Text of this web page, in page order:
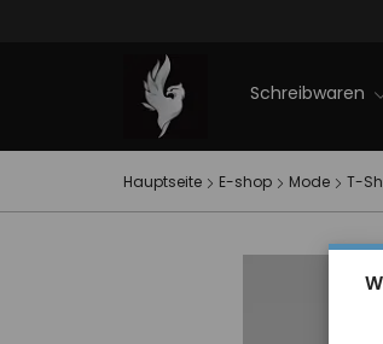
Schreibwaren
NEWS 2025
Sale
PXI-
EVENT PXI
Kontakt
Hauptseite E-shop Mode T-